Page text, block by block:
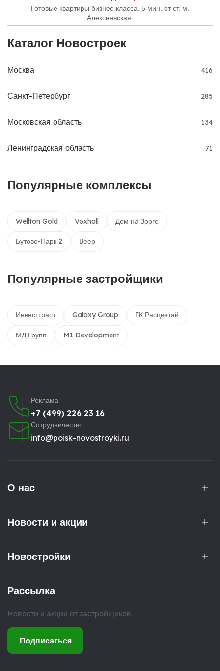
Готовые квартиры бизнес-класса. 5 мин. от ст. м.
Алексеевская.
Каталог Новостроек
Москва 416
Санкт-Петербург 285
Московская область 134
Ленинградская область 71
Популярные комплексы
Wellton Gold Voxhall Дом на Зорге
Бутово-Парк 2 Веер
Популярные застройщики
Инвесттраст Galaxy Group ГК Расцветай
МД Групп M1 Development
Реклама
+7 (499) 226 23 16
Сотрудничество
info@poisk-novostroyki.ru
О нас
Новости и акции
Новостройки
Рассылка
Новости и акции от застройщиков
Подписаться